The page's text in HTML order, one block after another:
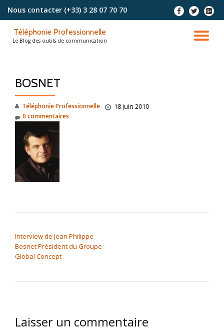
contenu
Nous contacter (+33) 3 28 07 70 70 - - -
Téléphonie Professionnelle
Le Blog des outils de communication
BOSNET
Téléphonie Professionnelle 18 juin 2010
0 commentaires
Interview de Jean Philippe
Bosnet Président du Groupe
Global Concept
Laisser un commentaire